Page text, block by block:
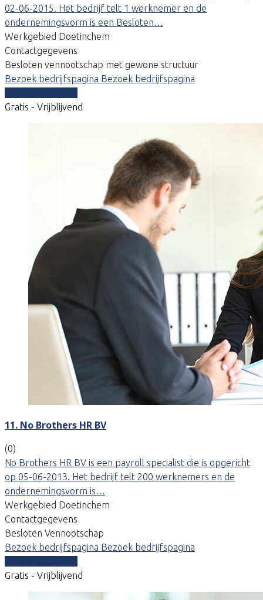
02-06-2015. Het bedrijf telt 1 werknemer en de
ondernemingsvorm is een Besloten…
Werkgebied Doetinchem
Contactgegevens
Besloten vennootschap met gewone structuur
Bezoek bedrijfspagina Bezoek bedrijfspagina
Gratis - Vrijblijvend
11. No Brothers HR BV
(0)
No Brothers HR BV is een payroll specialist die is opgericht
op 05-06-2013. Het bedrijf telt 200 werknemers en de
ondernemingsvorm is…
Werkgebied Doetinchem
Contactgegevens
Besloten Vennootschap
Bezoek bedrijfspagina Bezoek bedrijfspagina
Gratis - Vrijblijvend